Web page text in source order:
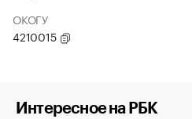
ОКОГУ
4210015
Интересное на РБК